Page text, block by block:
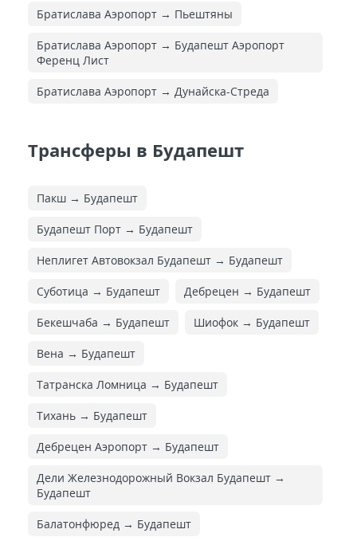
Братислава Аэропорт → Пьештяны
Братислава Аэропорт → Будапешт Аэропорт
Ференц Лист
Братислава Аэропорт → Дунайска-Стреда
Трансферы в Будапешт
Пакш → Будапешт
Будапешт Порт → Будапешт
Неплигет Автовокзал Будапешт → Будапешт
Суботица → Будапешт Дебрецен → Будапешт
Бекешчаба → Будапешт Шиофок → Будапешт
Вена → Будапешт
Татранска Ломница → Будапешт
Тихань → Будапешт
Дебрецен Аэропорт → Будапешт
Дели Железнодорожный Вокзал Будапешт →
Будапешт
Балатонфюред → Будапешт